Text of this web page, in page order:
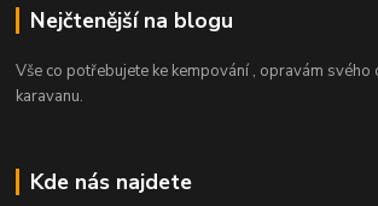
Nejčtenější na blogu
Vše co potřebujete ke kempování , opravám svého
karavanu.
Kde nás najdete